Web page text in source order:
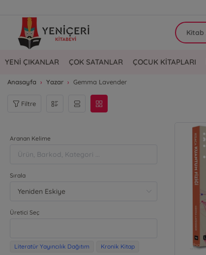
YENİ ÇIKANLAR ÇOK SATANLAR ÇOCUK KİTAPLARI
Anasayfa Yazar Gemma Lavender
Filtre
Aranan Kelime
Sırala
Üretici Seç
Literatür Yayıncılık Dağıtım Kronik Kitap